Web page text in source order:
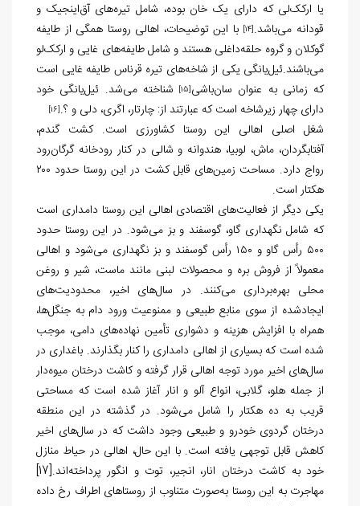
یا ارکک‌لی که دارای یک خان بوده، شامل تیره‌های آق‌اینجیک و
قودانه می‌باشد.[14]
با این توضیحات، اهالی روستا همگی از طایفه
گوکلان و گروه حلقه‌داغلی هستند و شامل طایفه‌های غایی و ارکک‌لو
می‌باشند.ئیل‌یانگی یکی از شاخه‌های تیره قرناس طایفه غایی است
که زمانی به عنوان سان‌باشی[15]
شناخته می‌شد. ئیل‌یانگی خود
دارای چهار زیرشاخه است که عبارتند از: چارتار، اگری، دلی و ؟.[16]
شغل اصلی اهالی این روستا کشاورزی است. کشت گندم،
آفتابگردان، ماش، لوبیا، هندوانه و شالی در کنار رودخانه گرگان‌رود
رواج دارد. مساحت زمین‌های قابل کشت در این روستا حدود ۲۰۰
هکتار است.
یکی دیگر از فعالیت‌های اقتصادی اهالی این روستا دامداری است
که شامل نگهداری گاو، گوسفند و بز می‌شود. در این روستا حدود
۵۰۰ رأس گاو و ۱۵۰ رأس گوسفند و بز نگهداری می‌شود و اهالی
معمولاً از فروش بره و محصولات لبنی مانند ماست، شیر و روغن
محلی بهره‌برداری می‌کنند. در سال‌های اخیر، محدودیت‌های
ایجادشده از سوی منابع طبیعی و ممنوعیت ورود دام به جنگل‌ها،
همراه با افزایش هزینه و دشواری تأمین نهاده‌های دامی، موجب
شده است که بسیاری از اهالی دامداری را کنار بگذارند. باغداری در
سال‌های اخیر مورد توجه اهالی قرار گرفته و کاشت درختان میوه‌دار
از جمله هلو، گلابی، انواع آلو و انار آغاز شده است که مساحتی
قریب به ده هکتار را شامل می‌شود. در گذشته در این منطقه
درختان گردوی خودرو و طبیعی وجود داشت که در سال‌های اخیر
کاهش قابل توجهی یافته است. با این حال، اهالی در حیاط منازل
خود به کاشت درختان انار، انجیر، توت و انگور پرداخته‌اند.[17]
مهاجرت به این روستا به‌صورت متناوب از روستاهای اطراف رخ داده